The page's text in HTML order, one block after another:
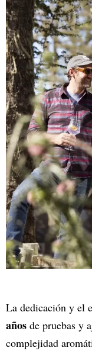
La dedicación y el
años de pruebas y
complejidad